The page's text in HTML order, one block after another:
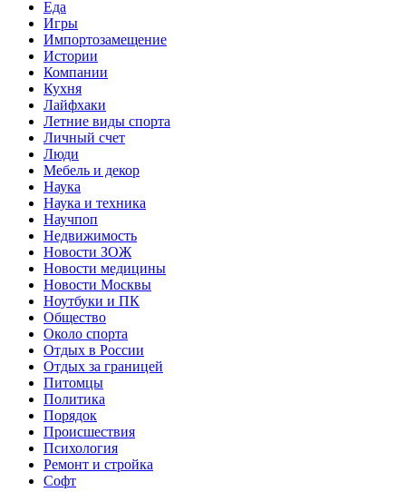
Еда
Игры
Импортозамещение
Истории
Компании
Кухня
Лайфхаки
Летние виды спорта
Личный счет
Люди
Мебель и декор
Наука
Наука и техника
Научпоп
Недвижимость
Новости ЗОЖ
Новости медицины
Новости Москвы
Ноутбуки и ПК
Общество
Около спорта
Отдых в России
Отдых за границей
Питомцы
Политика
Порядок
Происшествия
Психология
Ремонт и стройка
Софт